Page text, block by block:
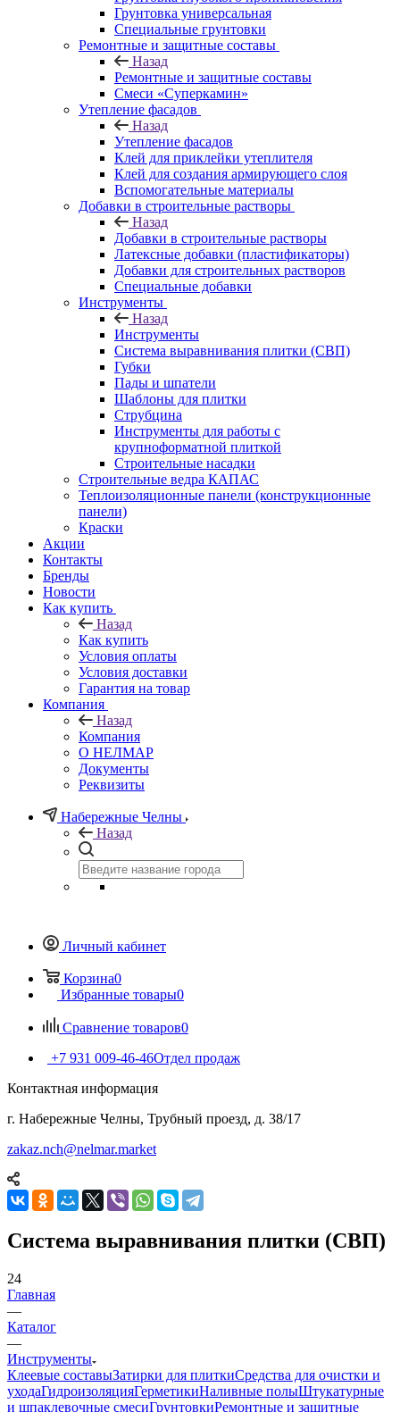
Грунтовка универсальная
Специальные грунтовки
Ремонтные и защитные составы
Назад
Ремонтные и защитные составы
Смеси «Суперкамин»
Утепление фасадов
Назад
Утепление фасадов
Клей для приклейки утеплителя
Клей для создания армирующего слоя
Вспомогательные материалы
Добавки в строительные растворы
Назад
Добавки в строительные растворы
Латексные добавки (пластификаторы)
Добавки для строительных растворов
Специальные добавки
Инструменты
Назад
Инструменты
Система выравнивания плитки (СВП)
Губки
Пады и шпатели
Шаблоны для плитки
Струбцина
Инструменты для работы с
крупноформатной плиткой
Строительные насадки
Строительные ведра КАПАС
Теплоизоляционные панели (конструкционные
панели)
Краски
Акции
Контакты
Бренды
Новости
Как купить
Назад
Как купить
Условия оплаты
Условия доставки
Гарантия на товар
Компания
Назад
Компания
О НЕЛМАР
Документы
Реквизиты
Набережные Челны
Назад
Личный кабинет
Корзина0
Избранные товары0
Сравнение товаров0
+7 931 009-46-46Отдел продаж
Контактная информация
г. Набережные Челны, Трубный проезд, д. 38/17
zakaz.nch@nelmar.market
Система выравнивания плитки (СВП)
24
Главная
—
Каталог
—
Инструменты
Клеевые составыЗатирки для плиткиСредства для очистки и
уходаГидроизоляцияГерметикиНаливные полыШтукатурные
и шпаклевочные смесиГрунтовкиРемонтные и защитные